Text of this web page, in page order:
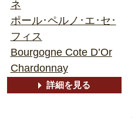
ネ
ポール･ペルノ･エ･セ･
フィス
Bourgogne Cote D’Or
Chardonnay
詳細を見る